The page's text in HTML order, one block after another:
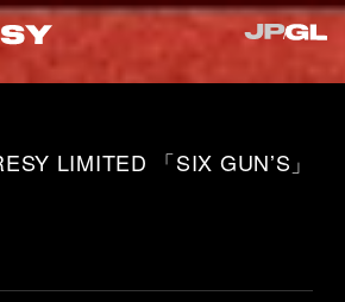
LIMITED 「SIX GUNʼS」